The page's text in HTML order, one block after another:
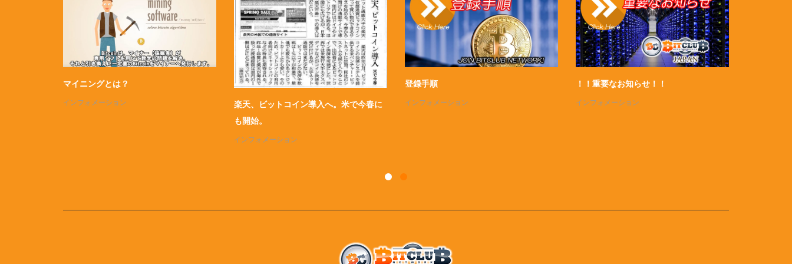
KYC登録手順
インフォメーション
BitClub CONFERENCE2016
イベント
BitClubとは？
インフォメーション
BitClub支部長募集
インフォメーション